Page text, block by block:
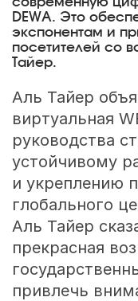
DEWA. Это
экспонентам и
посетителей со
Тайер.
Аль Тайер
виртуальная
руководства
устойчивому
и укреплению
глобального
Аль Тайер
прекрасная
привлечь